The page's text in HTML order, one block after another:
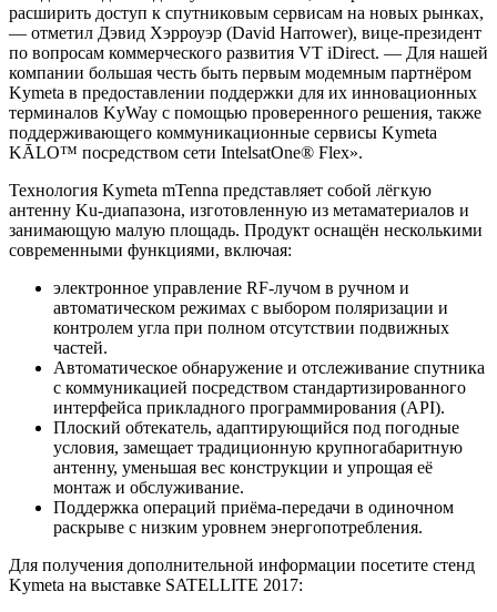
расширить доступ к спутниковым сервисам на новых рынках,
— отметил Дэвид Хэрроуэр (David Harrower), вице-президент
по вопросам коммерческого развития VT iDirect. — Для нашей
компании большая честь быть первым модемным партнёром
Kymeta в предоставлении поддержки для их инновационных
терминалов KyWay с помощью проверенного решения, также
поддерживающего коммуникационные сервисы Kymeta
KĀLO™ посредством сети IntelsatOne® Flex».
Технология Kymeta mTenna представляет собой лёгкую
антенну Ku-диапазона, изготовленную из метаматериалов и
занимающую малую площадь. Продукт оснащён несколькими
современными функциями, включая:
электронное управление RF-лучом в ручном и
автоматическом режимах с выбором поляризации и
контролем угла при полном отсутствии подвижных
частей.
Автоматическое обнаружение и отслеживание спутника
с коммуникацией посредством стандартизированного
интерфейса прикладного программирования (API).
Плоский обтекатель, адаптирующийся под погодные
условия, замещает традиционную крупногабаритную
антенну, уменьшая вес конструкции и упрощая её
монтаж и обслуживание.
Поддержка операций приёма-передачи в одиночном
раскрыве с низким уровнем энергопотребления.
Для получения дополнительной информации посетите стенд
Kymeta на выставке SATELLITE 2017: